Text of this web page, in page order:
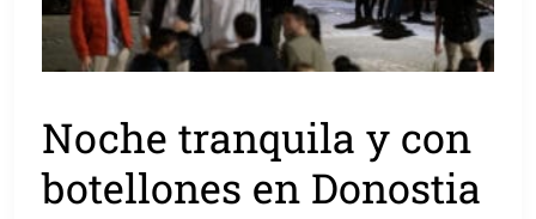
Noche tranquila y con
botellones en Donostia